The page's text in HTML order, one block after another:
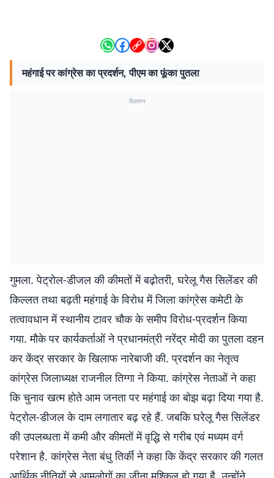
महंगाई पर कांग्रेस का प्रदर्शन, पीएम का फूंका पुतला
विज्ञापन
गुमला. पेट्रोल-डीजल की कीमतों में बढ़ोतरी, घरेलू गैस सिलेंडर की
किल्लत तथा बढ़ती महंगाई के विरोध में जिला कांग्रेस कमेटी के
तत्वावधान में स्थानीय टावर चौक के समीप विरोध-प्रदर्शन किया
गया. मौके पर कार्यकर्ताओं ने प्रधानमंत्री नरेंद्र मोदी का पुतला दहन
कर केंद्र सरकार के खिलाफ नारेबाजी की. प्रदर्शन का नेतृत्व
कांग्रेस जिलाध्यक्ष राजनील तिग्गा ने किया. कांग्रेस नेताओं ने कहा
कि चुनाव खत्म होते आम जनता पर महंगाई का बोझ बढ़ा दिया गया है.
पेट्रोल-डीजल के दाम लगातार बढ़ रहे हैं. जबकि घरेलू गैस सिलेंडर
की उपलब्धता में कमी और कीमतों में वृद्धि से गरीब एवं मध्यम वर्ग
परेशान है. कांग्रेस नेता बंधु तिर्की ने कहा कि केंद्र सरकार की गलत